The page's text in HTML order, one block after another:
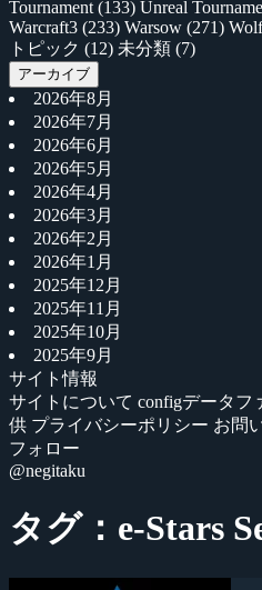
Tournament (133) Unreal
Warcraft3 (233) Warsow (271)
トピック (12) 未分類 (7)
アーカイブ
2026年8月
2026年7月
2026年6月
2026年5月
2026年4月
2026年3月
2026年2月
2026年1月
2025年12月
2025年11月
2025年10月
2025年9月
サイト情報
サイトについて configデータフ
供 プライバシーポリシー お問
フォロー
@negitaku
タグ：e-Stars